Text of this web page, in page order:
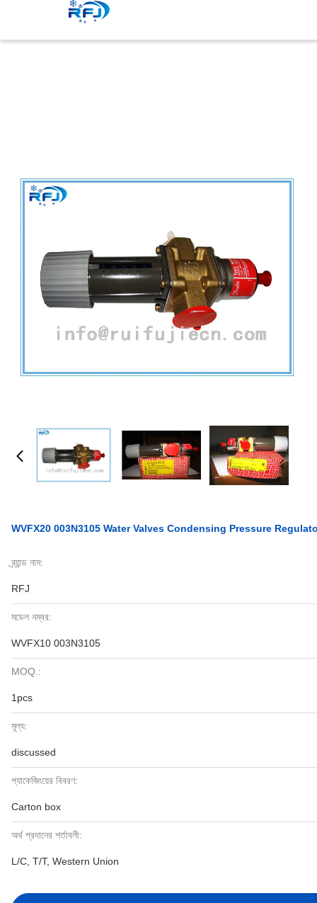
WVFX20 003N3105 Water Valves Condensing Pressure
ব্র্যান্ড নাম:
RFJ
মডেল নম্বর:
WVFX10 003N3105
MOQ.:
1pcs
মূল্য:
discussed
প্যাকেজিংয়ের বিবরণ:
Carton box
অর্থ প্রদানের শর্তাবলী:
L/C, T/T, Western Union